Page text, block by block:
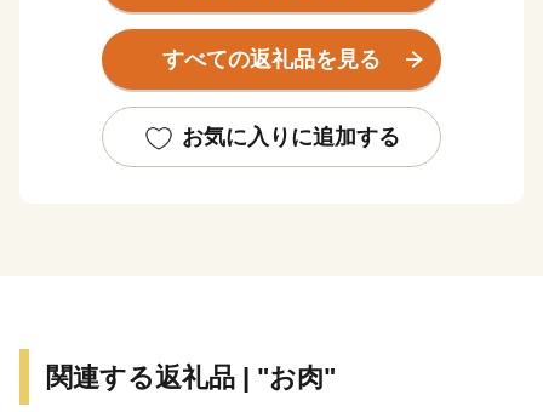
市・長崎県佐世保市へも特急列車で60分圏内と、毎日の
通勤・通学に大変利便性の高い町として知られていま
環境の整備のほか、子育て支援にも取り組んでいます。
これまで築き上げてきた豊かな自然が残る住みよい環境
すべての返礼品を見る
お気に入りに追加する
関連する返礼品 | "お肉"